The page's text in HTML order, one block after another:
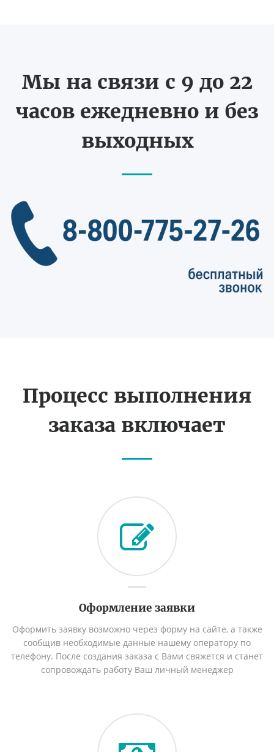
Мы на связи с 9 до 22
часов ежедневно и без
выходных
Процесс выполнения
заказа включает
Оформление заявки
Оформить заявку возможно через форму на сайте, а также
сообщив необходимые данные нашему оператору по
телефону. После создания заказа с Вами свяжется и станет
сопровождать работу Ваш личный менеджер